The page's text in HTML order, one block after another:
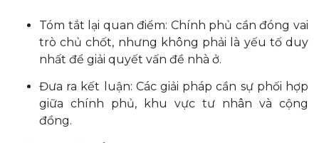
Tóm tắt lại quan điểm: Chính phủ cần đóng vai
trò chủ chốt, nhưng không phải là yếu tố duy
nhất để giải quyết vấn đề nhà ở.
Đưa ra kết luận: Các giải pháp cần sự phối hợp
giữa chính phủ, khu vực tư nhân và cộng
đồng.